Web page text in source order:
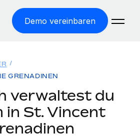
Demo vereinbaren
Payroll
GRENADINEN
verwaltest du
in St. Vincent